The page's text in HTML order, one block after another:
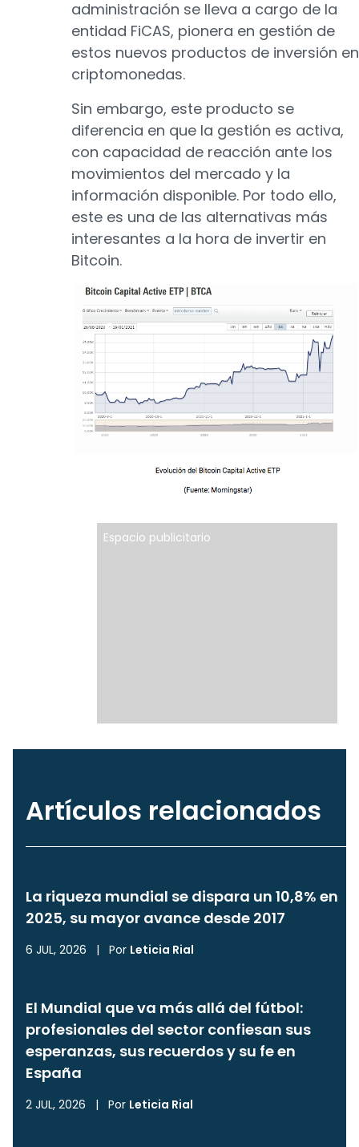
administración se lleva a cargo de la
entidad FiCAS, pionera en gestión de
estos nuevos productos de inversión en
criptomonedas.
Sin embargo, este producto se
diferencia en que la gestión es activa,
con capacidad de reacción ante los
movimientos del mercado y la
información disponible. Por todo ello,
este es una de las alternativas más
interesantes a la hora de invertir en
Bitcoin.
Espacio publicitario
Artículos relacionados
La riqueza mundial se dispara un 10,8% en
2025, su mayor avance desde 2017
6 JUL, 2026 | Por Leticia Rial
El Mundial que va más allá del fútbol:
profesionales del sector confiesan sus
esperanzas, sus recuerdos y su fe en
España
2 JUL, 2026 | Por Leticia Rial